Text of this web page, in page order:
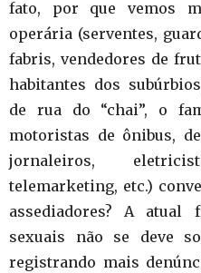
fato, por que vemos
operária (serventes,
fabris, vendedores de
habitantes dos
de rua do “chai”, o
motoristas de ônibus,
jornaleiros,
telemarketing, etc.)
assediadores? A atual
sexuais não se deve
registrando mais